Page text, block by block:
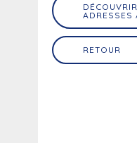
ADRESSES
RETOUR